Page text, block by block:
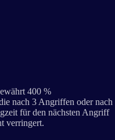
400 %
nach 3 Angriffen oder nach
für den nächsten Angriff
verringert.